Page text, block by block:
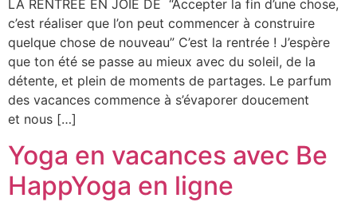
LA RENTRÉE EN JOIE DE “Accepter la fin d’une chose,
c’est réaliser que l’on peut commencer à construire
quelque chose de nouveau” C’est la rentrée ! J’espère
que ton été se passe au mieux avec du soleil, de la
détente, et plein de moments de partages. Le parfum
des vacances commence à s’évaporer doucement
et nous […]
Yoga en vacances avec Be
HappYoga en ligne